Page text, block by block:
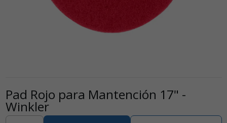
Pad Rojo para Mantención 17" -
Winkler